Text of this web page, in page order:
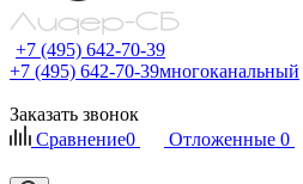
+7 (495) 642-70-39
+7 (495) 642-70-39многоканальный
Заказать звонок
Сравнение0 Отложенные 0